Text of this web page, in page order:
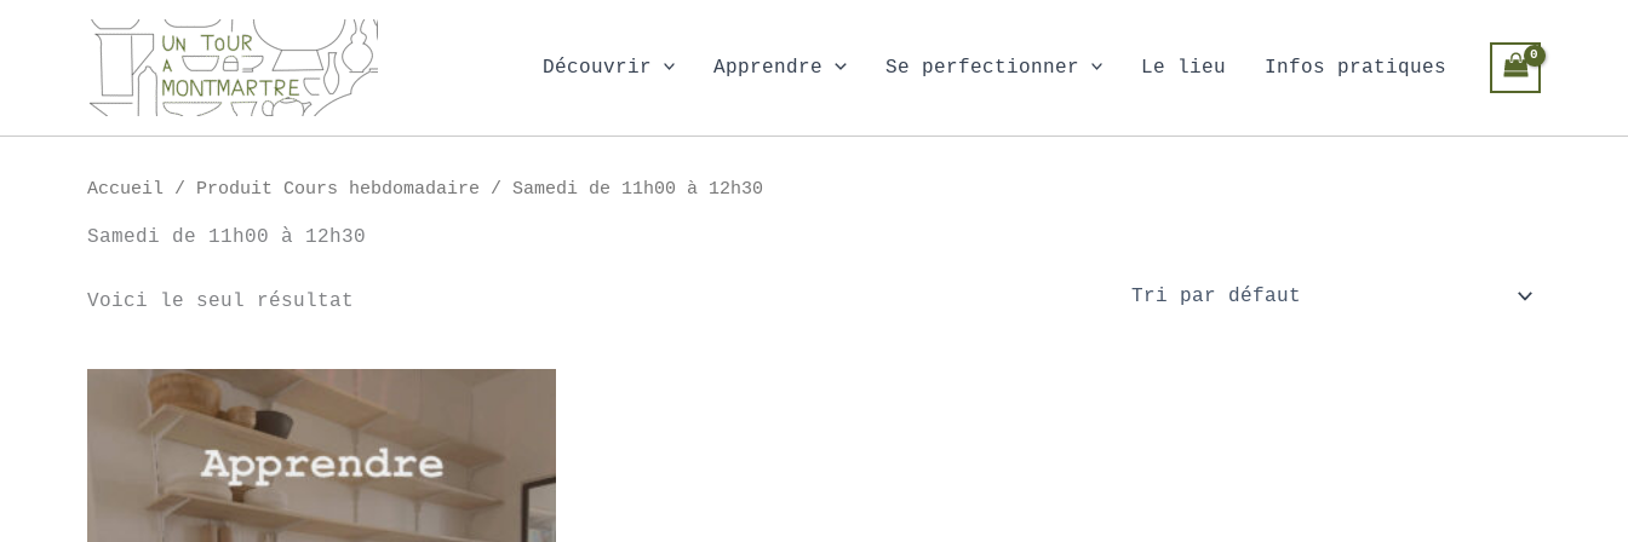
Découvrir Apprendre Se perfectionner Le lieu Infos pratiques
Accueil / Produit Cours hebdomadaire / Samedi de 11h00 à 12h30
Samedi de 11h00 à 12h30
Voici le seul résultat